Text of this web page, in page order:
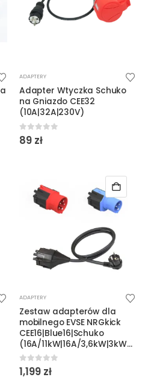
ADAPTERY
Adapter Wtyczka Schuko
na Gniazdo CEE32
(10A|32A|230V)
0 out of 5
89 zł
ADAPTERY
Zestaw adapterów dla
mobilnego EVSE NRGkick
CEE16|Blue16|Schuko
(16A/11kW|16A/3,6kW|3kW/230V)
0 out of 5
1,199 zł